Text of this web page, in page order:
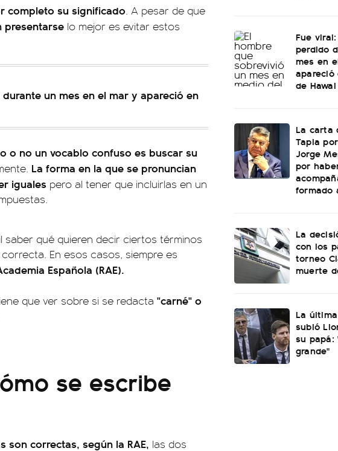
completo su significado. A pesar de que
presentarse lo mejor es evitar estos
un mes en el mar y apareció en
o no un vocablo confuso es buscar su
La forma en la que se pronuncian
iguales pero al tener que incluirlas en un
qué quieren decir ciertos términos
En esos casos, siempre es
Española (RAE).
que ver sobre si se redacta "carné" o
se escribe
son correctas, según la RAE, las dos
Fue
perdido
mes en
apareció
de Hawai
La carta
Tapia
Jorge
por
formado
La
con los
torneo
muerte
La
subió
su papá:
grande"